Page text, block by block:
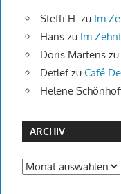
Steffi H. zu Im
Hanszu Im
Doris Martenszu
Detlefzu Café
Helene
ARCHIV
Archiv